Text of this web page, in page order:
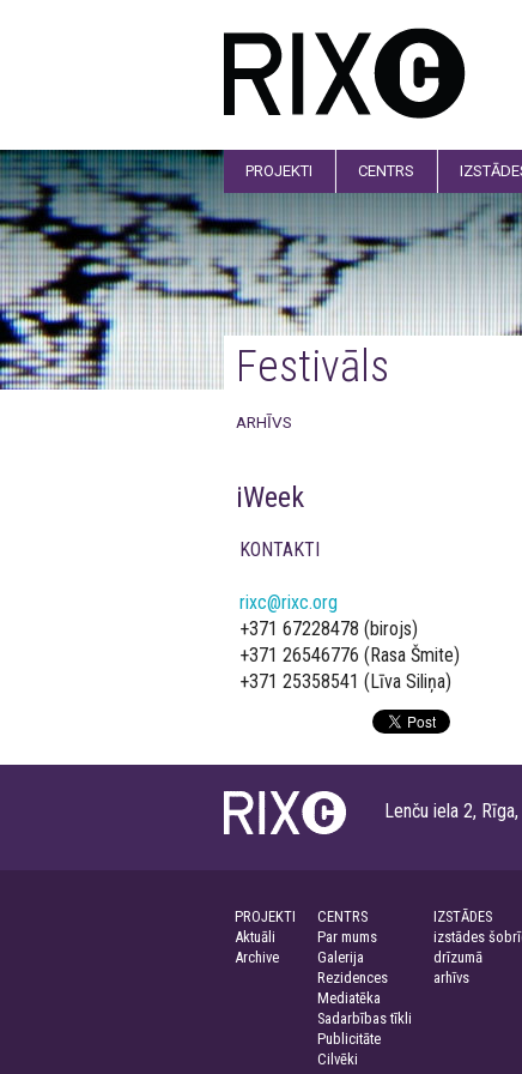
PROJEKTI CENTRS
Festivāls
ARHĪVS
iWeek
KONTAKTI
rixc@rixc.org
+371 67228478 (birojs)
+371 26546776 (Rasa Šmite)
+371 25358541 (Līva Siliņa)
Lenču iela 2,
PROJEKTI
Aktuāli
Archive
CENTRS
Par mums
Galerija
Rezidences
Mediatēka
Sadarbības tīkli
Publicitāte
Cilvēki
IZSTĀDES
izstādes
drīzumā
arhīvs